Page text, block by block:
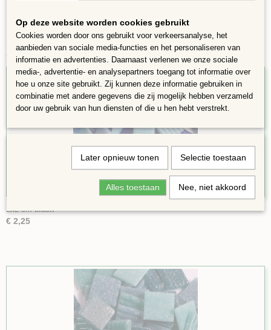
Ook interessant
2x2 cm blauw
€ 2,25
Op deze website worden cookies gebruikt
Cookies worden door ons gebruikt voor verkeersanalyse, het
aanbieden van sociale media-functies en het personaliseren van
informatie en advertenties. Daarnaast verlenen we onze sociale
media-, advertentie- en analysepartners toegang tot informatie over
hoe u onze site gebruikt. Zij kunnen deze informatie gebruiken in
combinatie met andere gegevens die zij mogelijk hebben verzameld
door uw gebruik van hun diensten of die u hen hebt verstrekt.
Later opnieuw tonen Selectie toestaan
Alles toestaan Nee, niet akkoord